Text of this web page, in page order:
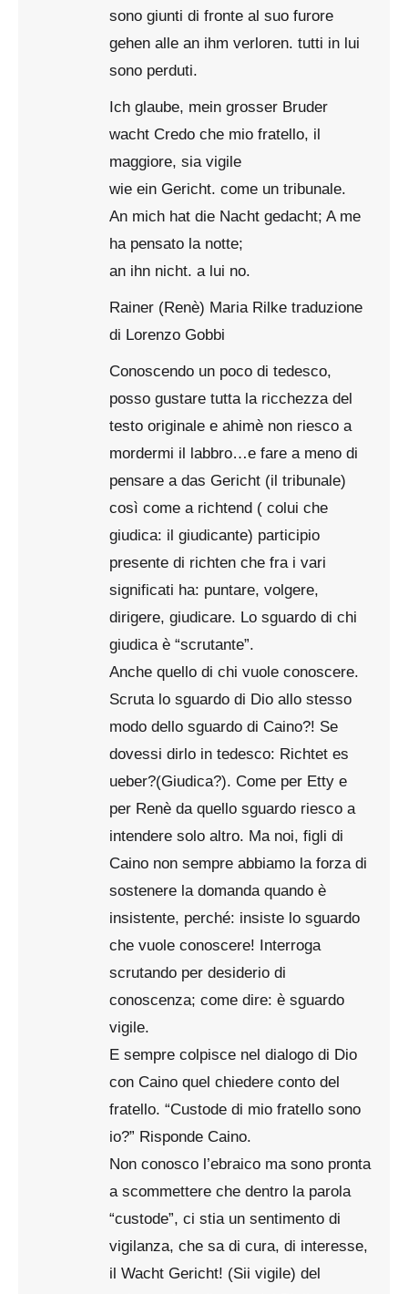
sono giunti di fronte al suo furore
gehen alle an ihm verloren. tutti in lui
sono perduti.
Ich glaube, mein grosser Bruder
wacht Credo che mio fratello, il
maggiore, sia vigile
wie ein Gericht. come un tribunale.
An mich hat die Nacht gedacht; A me
ha pensato la notte;
an ihn nicht. a lui no.
Rainer (Renè) Maria Rilke traduzione
di Lorenzo Gobbi
Conoscendo un poco di tedesco,
posso gustare tutta la ricchezza del
testo originale e ahimè non riesco a
mordermi il labbro…e fare a meno di
pensare a das Gericht (il tribunale)
così come a richtend ( colui che
giudica: il giudicante) participio
presente di richten che fra i vari
significati ha: puntare, volgere,
dirigere, giudicare. Lo sguardo di chi
giudica è “scrutante”.
Anche quello di chi vuole conoscere.
Scruta lo sguardo di Dio allo stesso
modo dello sguardo di Caino?! Se
dovessi dirlo in tedesco: Richtet es
ueber?(Giudica?). Come per Etty e
per Renè da quello sguardo riesco a
intendere solo altro. Ma noi, figli di
Caino non sempre abbiamo la forza di
sostenere la domanda quando è
insistente, perché: insiste lo sguardo
che vuole conoscere! Interroga
scrutando per desiderio di
conoscenza; come dire: è sguardo
vigile.
E sempre colpisce nel dialogo di Dio
con Caino quel chiedere conto del
fratello. “Custode di mio fratello sono
io?” Risponde Caino.
Non conosco l’ebraico ma sono pronta
a scommettere che dentro la parola
“custode”, ci stia un sentimento di
vigilanza, che sa di cura, di interesse,
il Wacht Gericht! (Sii vigile) del